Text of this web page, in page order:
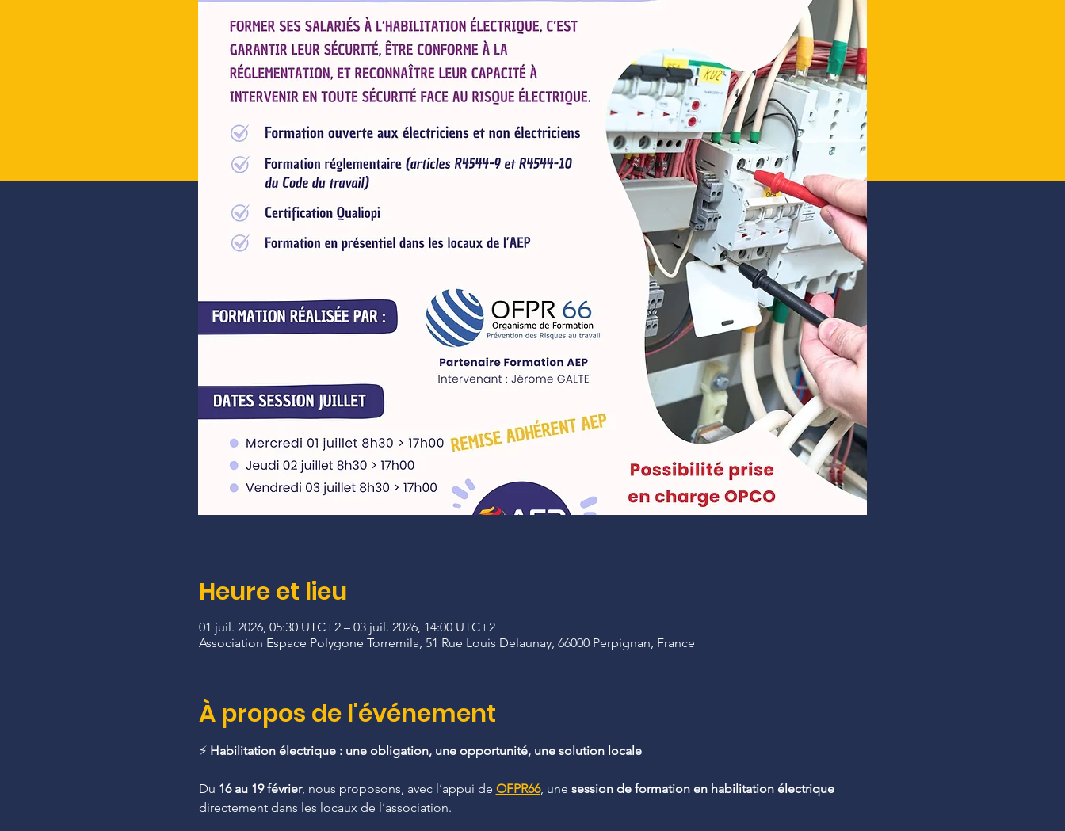
Heure et lieu
01 juil. 2026, 05:30 UTC+2 – 03 juil. 2026, 14:00 UTC+2
Association Espace Polygone Torremila, 51 Rue Louis Delaunay, 66000 Perpignan, France
À propos de l'événement
⚡ Habilitation électrique : une obligation, une opportunité, une solution locale
Du 16 au 19 février, nous proposons, avec l’appui de OFPR66, une session de formation en habilitation électrique
directement dans les locaux de l’association.